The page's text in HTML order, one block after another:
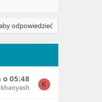
odpowiedzieć
05:48
khanyash K